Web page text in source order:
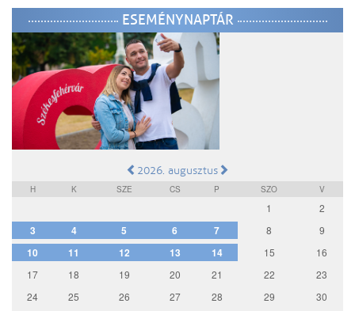
ESEMÉNYNAPTÁR
2026. augusztus
H K SZE CS P SZO V
1 2
3 4 5 6 7 8 9
10 11 12 13 14 15
16
17
18 19 20 21 22
23
24
25 26 27 28 29
30